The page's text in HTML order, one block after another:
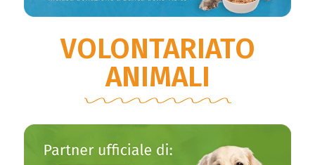
VOLONTARIATO
ANIMALI